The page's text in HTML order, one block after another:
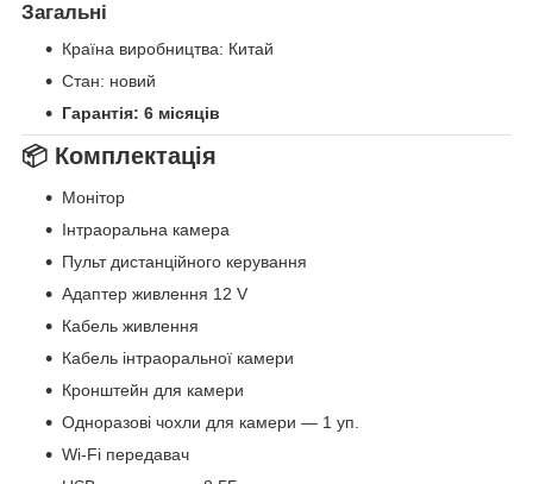
Загальні
Країна виробництва: Китай
Стан: новий
Гарантія: 6 місяців
📦 Комплектація
Монітор
Інтраоральна камера
Пульт дистанційного керування
Адаптер живлення 12 V
Кабель живлення
Кабель інтраоральної камери
Кронштейн для камери
Одноразові чохли для камери — 1 уп.
Wi-Fi передавач